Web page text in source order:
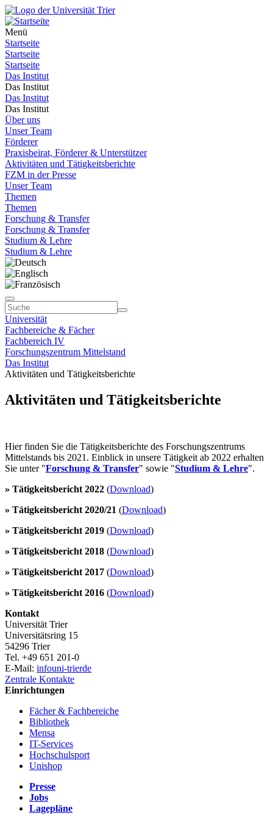
Menü
Startseite
Startseite
Startseite
Das Institut
Das Institut
Das Institut
Das Institut
Über uns
Unser Team
Förderer
Praxisbeirat, Förderer & Unterstützer
Aktivitäten und Tätigkeitsberichte
FZM in der Presse
Unser Team
Themen
Themen
Forschung & Transfer
Forschung & Transfer
Studium & Lehre
Studium & Lehre
Universität
Fachbereiche & Fächer
Fachbereich IV
Forschungszentrum Mittelstand
Das Institut
Aktivitäten und Tätigkeitsberichte
Aktivitäten und Tätigkeitsberichte
Hier finden Sie die Tätigkeitsberichte des Forschungszentrums
Mittelstands bis 2021. Einblick in unsere Tätigkeit ab 2022 erhalten
Sie unter "Forschung & Transfer" sowie "Studium & Lehre".
» Tätigkeitsbericht 2022 (Download)
» Tätigkeitsbericht 2020/21 (Download)
» Tätigkeitsbericht 2019 (Download)
» Tätigkeitsbericht 2018 (Download)
» Tätigkeitsbericht 2017 (Download)
» Tätigkeitsbericht 2016 (Download)
Kontakt
Universität Trier
Universitätsring 15
54296 Trier
Tel. +49 651 201-0
E-Mail: infouni-trierde
Zentrale Kontakte
Einrichtungen
Fächer & Fachbereiche
Bibliothek
Mensa
IT-Services
Hochschulsport
Unishop
Presse
Jobs
Lagepläne